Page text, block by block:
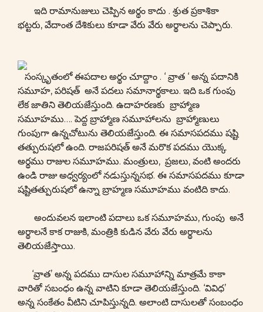
ఇది రామానుజులు చెప్పిన అర్థం కాదు . శ్రుత ప్రకాశికా
భట్టరు, వేదాంత దేశికులు కూడా వేరు వేరు అర్థాలను చెప్పారు.
సంస్కృతంలో ఈపదాల అర్థం చూద్దాం . ‘ వ్రాత ‘ అన్న పదానికి
సమూహ, పరిషత్ అనే పదలు సమానార్థకాలు. ఇది ఒక గుంపు
లేక జాతిని తెలియజేస్తుంది. ఉదాహరణకు బ్రాహ్మాణ
సమూహము…. పెద్ద బ్రాహ్మాణ సమూహాలను బ్రాహ్మాణులు
గుంపుగా ఉన్నచోటును తెలియజేస్తుంది. ఈ సమాసపదము షష్టి
తత్పురుషలో ఉంది. రాజపరిషత్ అనే మరొక పదము యొక్క
అర్థము రాజుల సమూహము. మంత్రులు, ప్రజలు, వంటి అందరు
ఉండి రాజు అధ్వర్యంలో నడుస్తున్నసభ. ఈ సమాసపదము కూడా
షష్టితత్పురుషలో ఉన్నా బ్రాహ్మణ సమూహము వంటిది కాదు.
అందువలన ఇలాంటి పదాలు ఒక సమూహము, గుంపు అనే
అర్థాలనే కాక రాజుకి, మంత్రికి కుడిన వేరు వేరు అర్థాలను
తెలియజేస్తాయి.
‘వ్రాత’ అన్న పదము దాసుల సమూహాన్ని మాత్రమే కాకా
వారితో సబంధం ఉన్న వాటిని కూడా తెలియజేస్తుంది. ‘వివిధ’
అన్న సంకేతం వీటిని చూపిస్తున్నది. అలాంటి దాసులతో సంబంధం